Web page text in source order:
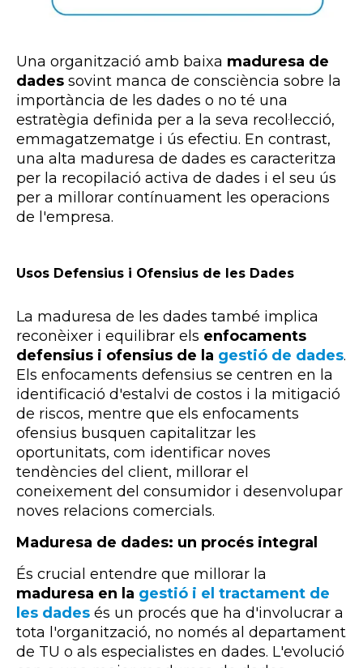
Una organització amb baixa maduresa de
dades sovint manca de consciència sobre la
importància de les dades o no té una
estratègia definida per a la seva recol·lecció,
emmagatzematge i ús efectiu. En contrast,
una alta maduresa de dades es caracteritza
per la recopilació activa de dades i el seu ús
per a millorar contínuament les operacions
de l'empresa.
Usos Defensius i Ofensius de les Dades
La maduresa de les dades també implica
reconèixer i equilibrar els enfocaments
defensius i ofensius de la gestió de dades.
Els enfocaments defensius se centren en la
identificació d'estalvi de costos i la mitigació
de riscos, mentre que els enfocaments
ofensius busquen capitalitzar les
oportunitats, com identificar noves
tendències del client, millorar el
coneixement del consumidor i desenvolupar
noves relacions comercials.
Maduresa de dades: un procés integral
És crucial entendre que millorar la
maduresa en la gestió i el tractament de
les dades és un procés que ha d'involucrar a
tota l'organització, no només al departament
de TU o als especialistes en dades. L'evolució